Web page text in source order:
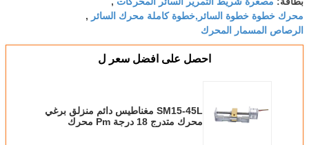
محرك خطوة خطوة السائر,خطوة كاملة محرك السائر ,
الرصاص المسمار المحرك
احصل على افضل سعر ل
SM15-45L مغناطيس دائم منزلق برغي
محرك متدرج 18 درجة Pm محرك